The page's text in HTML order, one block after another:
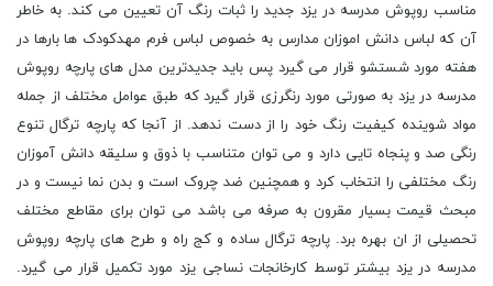
مناسب روپوش مدرسه در یزد جدید را ثبات رنگ آن تعیین می کند. به خاطر
آن که لباس دانش اموزان مدارس به خصوص لباس فرم مهدکودک ها بارها در
هفته مورد شستشو قرار می گیرد پس باید جدیدترین مدل های پارچه روپوش
مدرسه در یزد به صورتی مورد رنگرزی قرار گیرد که طبق عوامل مختلف از جمله
مواد شوینده کیفیت رنگ خود را از دست ندهد. از آنجا که پارچه ترگال تنوع
رنگی صد و پنجاه تایی دارد و می توان متناسب با ذوق و سلیقه دانش آموزان
رنگ مختلفی را انتخاب کرد و همچنین ضد چروک است و بدن نما نیست و در
مبحث قیمت بسیار مقرون به صرفه می باشد می توان برای مقاطع مختلف
تحصیلی از ان بهره برد. پارچه ترگال ساده و کج راه و طرح های پارچه روپوش
مدرسه در یزد بیشتر توسط کارخانجات نساجی یزد مورد تکمیل قرار می گیرد.